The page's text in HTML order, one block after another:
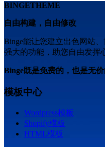
BINGETHEME
自由构建，自由修改
Binge能让您建立出色网站
强大的功能，助您自由发挥
Binge既是免费的，也是无价
模板中心
Wordpress模板
Shopify模板
HTML模板